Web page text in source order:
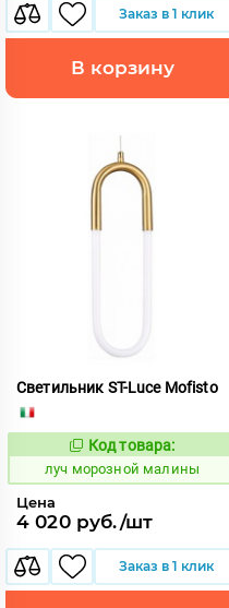
Заказ в 1 клик
В корзину
Светильник ST-Luce Mofisto
Код:
898046
Код товара:
луч морозной малины
Цена
4 020 руб./шт
Заказ в 1 клик